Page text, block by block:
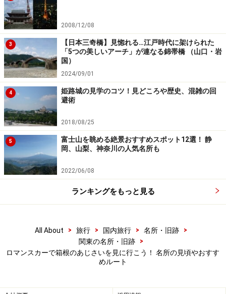
箱根の険しい山々をスイッチバックで登る箱根登山鉄道。出
山信号場、大平台駅、上大平台信号場の3カ所で電車の進行
方向が変わります
日本唯一の山岳登山鉄道として、100年近くの歴史を重
ねる箱根登山鉄道は、箱根湯本から先は2両または3両編
成の電車が最急で80パーミル（1000m進むと80m登る勾
配。道路でいえば8％）の急勾配とジグザクに坂を上っ
ていくスイッチバックと呼ばれる方式で箱根の険しい
山々を登っていきます。
箱根湯本から強羅まで乗ると3回進行方向が変わります
が、その都度運転士が進行方向の運転席へ移動していく
のを見られます。
箱根登山鉄道の沿線は、あじさいの宝庫
大平台駅付近のあじさいの横を走る箱根登山鉄道の最新車両
2008/12/08
3
【日本三奇橋】見惚れる…江戸時代に架けられた
「5つの美しいアーチ」が連なる錦帯橋 （山口・岩
国）
2024/09/01
4
姫路城の見学のコツ！見どころや歴史、混雑の回
避術
2018/08/25
5
富士山を眺める絶景おすすめスポット12選！ 静
岡、山梨、神奈川の人気名所も
2022/06/08
ランキングをもっと見る
All About > 旅行 > 国内旅行 > 名所・旧跡
>
関東の名所・旧跡
>
ロマンスカーで箱根のあじさいを見に行こう！ 名所の見頃やおすす
めルート